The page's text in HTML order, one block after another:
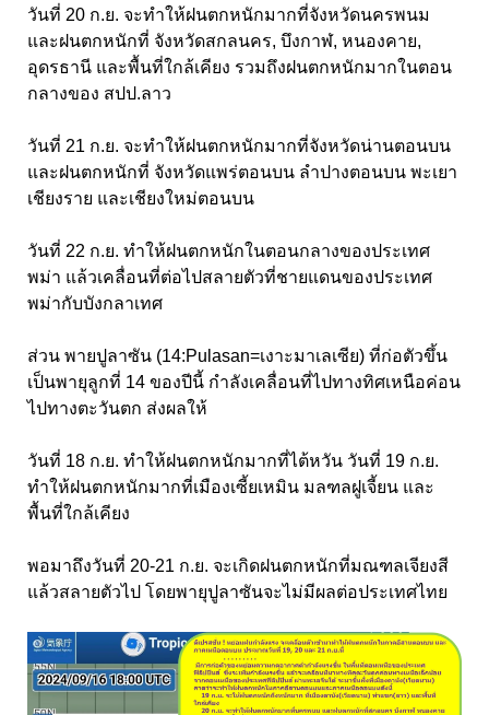
วันที่ 20 ก.ย. จะทำให้ฝนตกหนักมากที่จังหวัดนครพนม
และฝนตกหนักที่ จังหวัดสกลนคร, บึงกาฬ, หนองคาย,
อุดรธานี และพื้นที่ใกล้เคียง รวมถึงฝนตกหนักมากในตอน
กลางของ สปป.ลาว
วันที่ 21 ก.ย. จะทำให้ฝนตกหนักมากที่จังหวัดน่านตอนบน
และฝนตกหนักที่ จังหวัดแพร่ตอนบน ลำปางตอนบน พะเยา
เชียงราย และเชียงใหม่ตอนบน
วันที่ 22 ก.ย. ทำให้ฝนตกหนักในตอนกลางของประเทศ
พม่า แล้วเคลื่อนที่ต่อไปสลายตัวที่ชายแดนของประเทศ
พม่ากับบังกลาเทศ
ส่วน พายปูลาซัน (14:Pulasan=เงาะมาเลเซีย) ที่ก่อตัวขึ้น
เป็นพายุลูกที่ 14 ของปีนี้ กำลังเคลื่อนที่ไปทางทิศเหนือค่อน
ไปทางตะวันตก ส่งผลให้
วันที่ 18 ก.ย. ทำให้ฝนตกหนักมากที่ไต้หวัน วันที่ 19 ก.ย.
ทำให้ฝนตกหนักมากที่เมืองเซี้ยเหมิน มลฑลฝูเจี้ยน และ
พื้นที่ใกล้เคียง
พอมาถึงวันที่ 20-21 ก.ย. จะเกิดฝนตกหนักที่มณฑลเจียงสี
แล้วสลายตัวไป โดยพายุปูลาซันจะไม่มีผลต่อประเทศไทย